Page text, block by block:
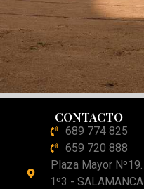
CONTACTO
689 774 825
659 720 888
Plaza Mayor Nº19.
1º3 - SALAMANCA